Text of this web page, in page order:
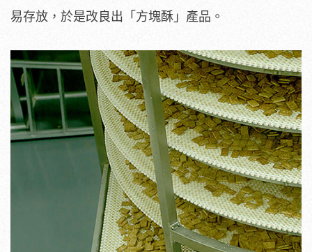
易存放，於是改良出「方塊酥」產品。